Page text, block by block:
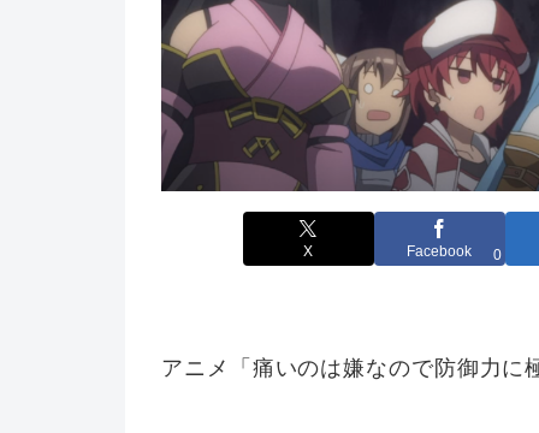
X Facebook 0
アニメ「痛いのは嫌なので防御力に